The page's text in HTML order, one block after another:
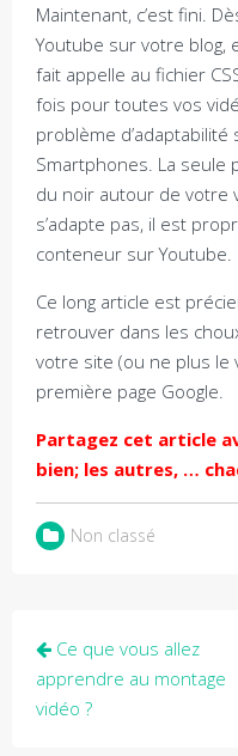
Maintenant, c’est fini.
Youtube sur votre blog,
fait appelle au fichier
fois pour toutes vos
problème
Smartphones. La seule
du noir autour de votre
s’adapte pas, il est
conteneur sur Youtube.
Ce long article est
retrouver dans les
votre site (ou ne plus le
première page Google.
Partagez cet article
bien; les autres, …
Non classé
Navigation
de
l’article
Ce que vous allez
apprendre au montage
vidéo ?